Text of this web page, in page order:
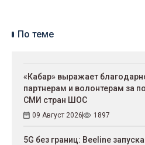
По теме
«Кабар» выражает
партнерам и волонтерам за
СМИ стран ШОС
09 Август 2026 1897
5G без границ: Beeline